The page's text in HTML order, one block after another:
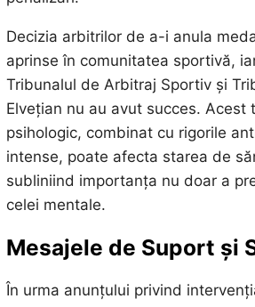
Decizia arbitrilor de a-i anula
aprinse în comunitatea sportivă,
Tribunalul de Arbitraj Sportiv și
Elvețian nu au avut succes. Acest
psihologic, combinat cu rigorile
intense, poate afecta starea de
subliniind importanța nu doar a
celei mentale.
Mesajele de Suport și
În urma anunțului privind